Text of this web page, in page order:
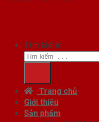
Tìm kiếm:
Trang chủ
Giới thiệu
Sản phẩm